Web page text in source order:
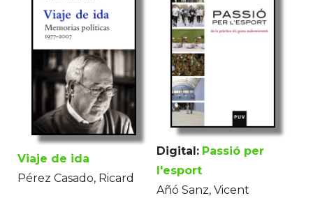
Viaje de ida
Pérez Casado, Ricard
Digital: Passió per
l'esport
Añó Sanz, Vicent